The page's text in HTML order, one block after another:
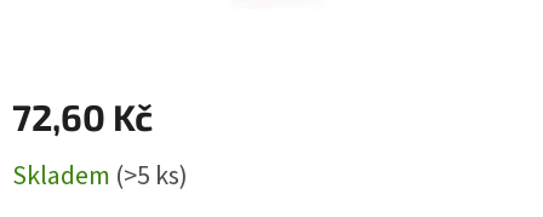
72,60 Kč
cena:
Skladem (>5 ks)